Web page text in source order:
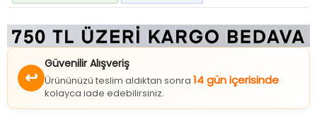
↩
Güvenilir Alışveriş
Ürününüzü teslim aldıktan sonra 14 gün içerisinde
kolayca iade edebilirsiniz.